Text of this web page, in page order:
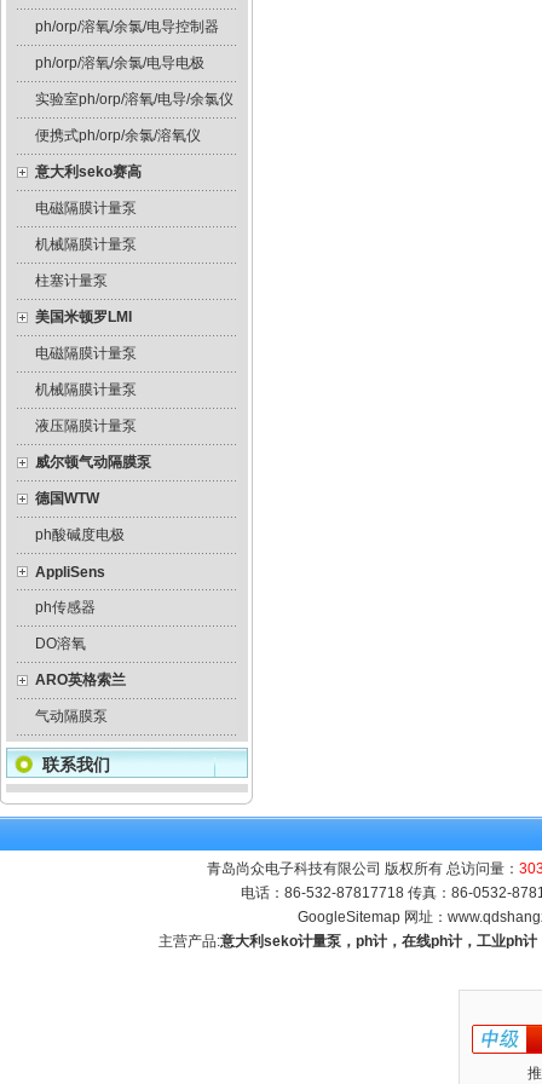
ph/orp/溶氧/余氯/电导控制器
ph/orp/溶氧/余氯/电导电极
实验室ph/orp/溶氧/电导/余氯仪
便携式ph/orp/余氯/溶氧仪
意大利seko赛高
电磁隔膜计量泵
机械隔膜计量泵
柱塞计量泵
美国米顿罗LMI
电磁隔膜计量泵
机械隔膜计量泵
液压隔膜计量泵
威尔顿气动隔膜泵
德国WTW
ph酸碱度电极
AppliSens
ph传感器
DO溶氧
ARO英格索兰
气动隔膜泵
联系我们
青岛尚众电子科技有限公司 版权所有 总访问量：
电话：86-532-87817718 传真：86-0532-
GoogleSitemap 网址：
主营产品:意大利seko计量泵，ph计，在线ph计，工业ph